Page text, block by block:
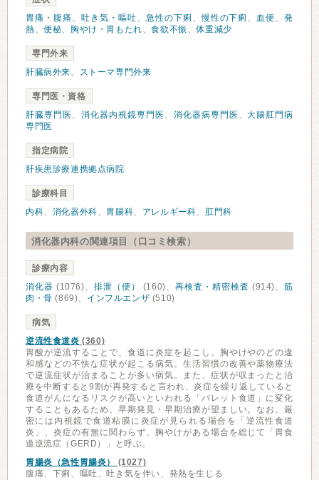
胃痛・腹痛 、 吐き気・嘔吐、 急性の下痢 、慢性の下痢 、 血便、発
熱、便秘、 胸やけ・胃もたれ、食欲不振 、体重減少
専門外来
肝臓病外来、 ストーマ専門外来
専門医・資格
肝臓専門医 、 消化器内視鏡専門医 、 消化器病専門医 、大腸肛門病
専門医
指定病院
肝疾患診療連携拠点病院
診療科目
内科、 消化器外科、 胃腸科、 アレルギー科、 肛門科
消化器内科の関連項目（口コミ検索）
診療内容
消化器 (1076)、 排泄（便） (160)、再検査・精密検査 (914)、筋
肉・骨 (869)、 インフルエンザ (510)
病気
逆流性食道炎 (360)
胃酸が逆流することで、食道に炎症を起こし、胸やけやのどの違
和感などの不快な症状が起こる病気。生活習慣の改善や薬物療法
で逆流症状が治まることが多い病気。また、症状が収まったと治
療を中断すると9割が再発すると言われ、炎症を繰り返していると
食道がんになるリスクが高いといわれる「バレット食道」に変化
することもあるため、早期発見・早期治療が望ましい。なお、厳
密には内視鏡で食道粘膜に炎症が見られる場合を「逆流性食道
炎」、炎症の有無に関わらず、胸やけがある場合を総じて「胃食
道逆流症（GERD）」と呼ぶ。
胃腸炎（急性胃腸炎）
(1027)
腹痛、下痢、嘔吐、吐き気を伴い、発熱を生じる